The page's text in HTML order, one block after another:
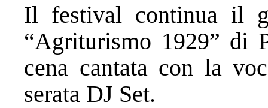
Il festival continua il
“Agriturismo 1929” di
cena cantata con la
serata DJ Set.